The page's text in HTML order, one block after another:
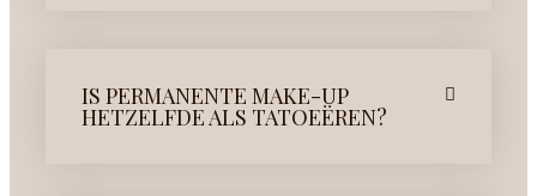
IS PERMANENTE MAKE-UP
HETZELFDE ALS TATOEËREN?